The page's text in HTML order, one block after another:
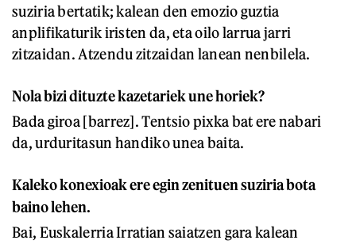
suziria bertatik; kalean den emozio guztia
anplifikaturik iristen da, eta oilo larrua jarri
zitzaidan. Atzendu zitzaidan lanean nenbilela.
Nola bizi dituzte kazetariek une horiek?
Bada giroa [barrez]. Tentsio pixka bat ere nabari
da, urduritasun handiko unea baita.
Kaleko konexioak ere egin zenituen suziria bota
baino lehen.
Bai, Euskalerria Irratian saiatzen gara kalean